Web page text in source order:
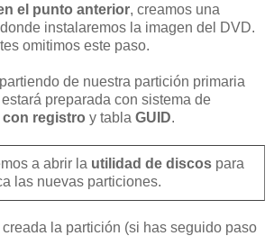
el punto anterior, creamos una
instalaremos la imagen del DVD.
omitimos este paso.
de nuestra partición primaria
estará preparada con sistema de
con registro y tabla GUID.
a abrir la utilidad de discos para
las nuevas particiones.
la partición (si has seguido paso